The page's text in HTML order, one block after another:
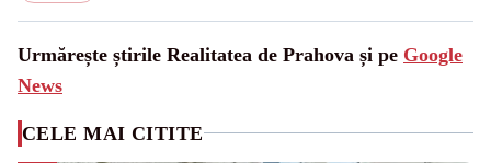
Urmărește știrile Realitatea de Prahova și pe Google
News
CELE MAI CITITE